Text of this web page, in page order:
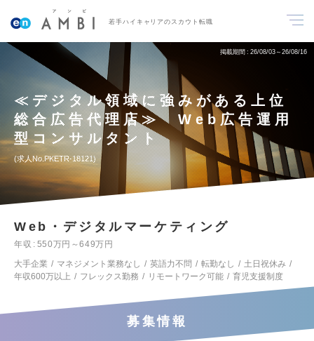
若手ハイキャリアのスカウト転職
掲載期間 26/08/03～26/08/16
≪デジタル領域に強みがある上位
総合広告代理店≫ Web広告運用
型コンサルタント
求人No.PKETR-18121
Web・デジタルマーケティング
年収
550万円～649万円
大手企業
マネジメント業務なし 英語力不問 転勤なし
土日祝休み
年収600万以上
フレックス勤務 リモートワーク可能 育児支援制度
募集情報